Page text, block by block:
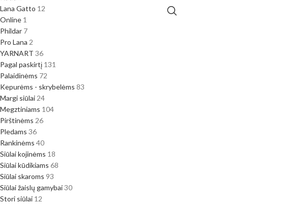
Lana Gatto 12
Online 1
Phildar 7
Pro Lana 2
YARNART 36
Pagal paskirtį 131
Palaidinėms 72
Kepurėms - skrybelėms 83
Margi siūlai 24
Megztiniams 104
Pirštinėms 26
Pledams 36
Rankinėms 40
Siūlai kojinėms 18
Siūlai kūdikiams 68
Siūlai skaroms 93
Siūlai žaislų gamybai30
Stori siūlai 12